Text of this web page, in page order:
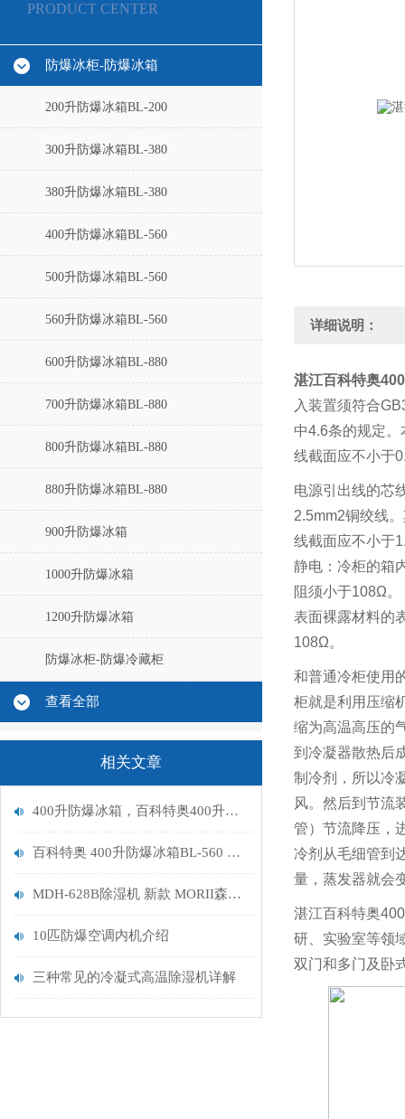
PRODUCT CENTER
防爆冰柜-防爆冰箱
200升防爆冰箱BL-200
300升防爆冰箱BL-380
380升防爆冰箱BL-380
400升防爆冰箱BL-560
500升防爆冰箱BL-560
560升防爆冰箱BL-560
600升防爆冰箱BL-880
700升防爆冰箱BL-880
800升防爆冰箱BL-880
880升防爆冰箱BL-880
900升防爆冰箱
1000升防爆冰箱
1200升防爆冰箱
防爆冰柜-防爆冷藏柜
查看全部
相关文章
400升防爆冰箱，百科特奥400升防爆冰箱BL-560
百科特奥 400升防爆冰箱BL-560 的能耗如何
MDH-628B除湿机 新款 MORII森井除湿机参数
10匹防爆空调内机介绍
三种常见的冷凝式高温除湿机详解
详细说明：
湛江百科特奥
入装置须符合
中4.6条的规定。
线截面应不小于
电源引出线的芯
2.5mm2铜绞线
线截面应不小于
静电：冷柜的箱
阻须小于108Ω
表面裸露材料的
108Ω。
和普通冷柜使用
柜就是利用压缩
缩为高温高压的
到冷凝器散热后
制冷剂，所以冷
风。然后到节流
管）节流降压，
冷剂从毛细管到
量，蒸发器就会
湛江百科特奥
研、实验室等领
双门和多门及卧